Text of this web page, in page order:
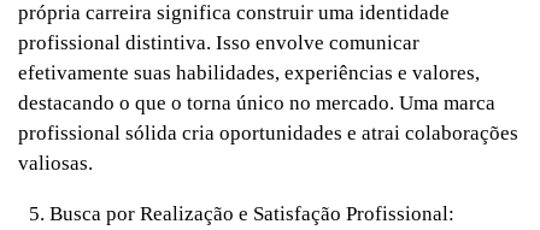
própria carreira significa construir uma identidade
profissional distintiva. Isso envolve comunicar
efetivamente suas habilidades, experiências e valores,
destacando o que o torna único no mercado. Uma marca
profissional sólida cria oportunidades e atrai colaborações
valiosas.
Busca por Realização e Satisfação Profissional: